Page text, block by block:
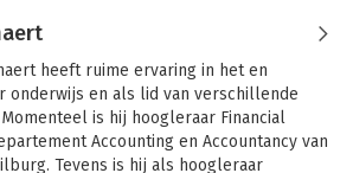
heeft ruime ervaring in het en
onderwijs en als lid van verschillende
is hij hoogleraar Financial
Accounting en Accountancy van
Tevens is hij als hoogleraar